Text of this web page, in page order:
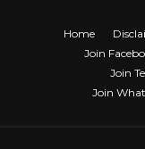
Home
Join
Join
Join